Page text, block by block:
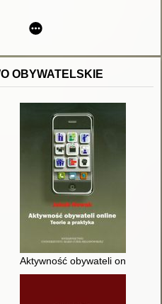
odnaleźć siebie po diagnozie
OBYWATELSKIE
w funkcjonowaniu
Aktywność obywateli online :